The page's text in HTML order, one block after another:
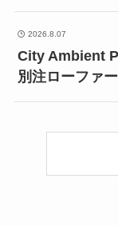
2026.8.07
City Ambient
別注ローファ